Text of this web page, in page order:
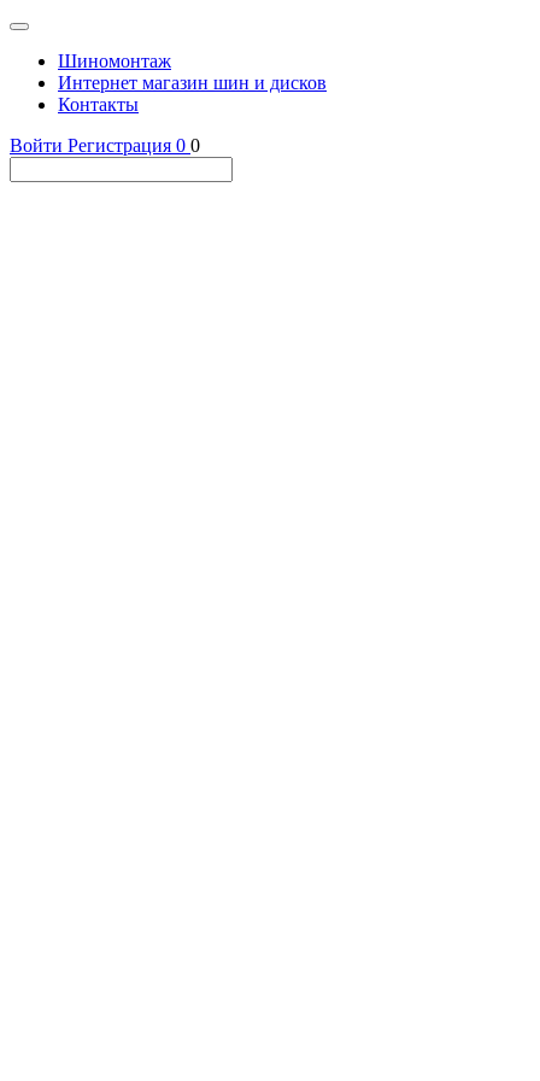
Шиномонтаж
Интернет магазин шин и дисков
Контакты
Войти Регистрация 0 0